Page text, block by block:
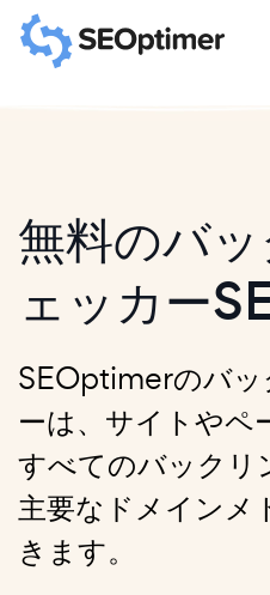
無料のバ
ェッカー
SEOptimerのバッ
ーは、サイトやペ
すべてのバックリ
主要なドメインメ
きます。